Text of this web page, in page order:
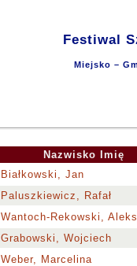
Festiwal
Miejsko –
Nazwisko Imię
Białkowski, Jan
Paluszkiewicz, Rafał
Wantoch-Rekowski,
Grabowski, Wojciech
Weber, Marcelina